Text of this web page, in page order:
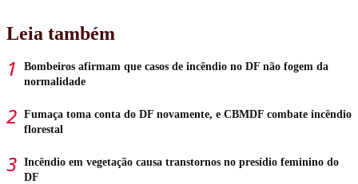
Leia também
Bombeiros afirmam que casos de incêndio no DF não fogem da
normalidade
Fumaça toma conta do DF novamente, e CBMDF combate incêndio
florestal
Incêndio em vegetação causa transtornos no presídio feminino do
DF